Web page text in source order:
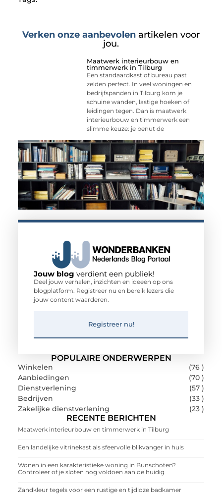
Verken onze aanbevolen artikelen voor
jou.
Maatwerk interieurbouw en
timmerwerk in Tilburg
Een standaardkast of bureau past
zelden perfect. In veel woningen en
bedrijfspanden in Tilburg kom je
schuine wanden, lastige hoeken of
leidingen tegen. Dan is maatwerk
interieurbouw en timmerwerk een
slimme keuze: je benut de
POPULAIRE ONDERWERPEN
Winkelen
(76 )
Aanbiedingen
(70 )
Dienstverlening
(57 )
Bedrijven
(33 )
Zakelijke dienstverlening
(23 )
RECENTE BERICHTEN
Maatwerk interieurbouw en timmerwerk in Tilburg
Een landelijke vitrinekast als sfeervolle blikvanger in huis
Wonen in een karakteristieke woning in Bunschoten?
Controleer of je sloten nog voldoen aan de huidig
Zandkleur tegels voor een rustige en tijdloze badkamer
Jouw blog verdient een publiek!
Deel jouw verhalen, inzichten en ideeën op ons
blogplatform. Registreer nu en bereik lezers die
jouw content waarderen.
Registreer nu!